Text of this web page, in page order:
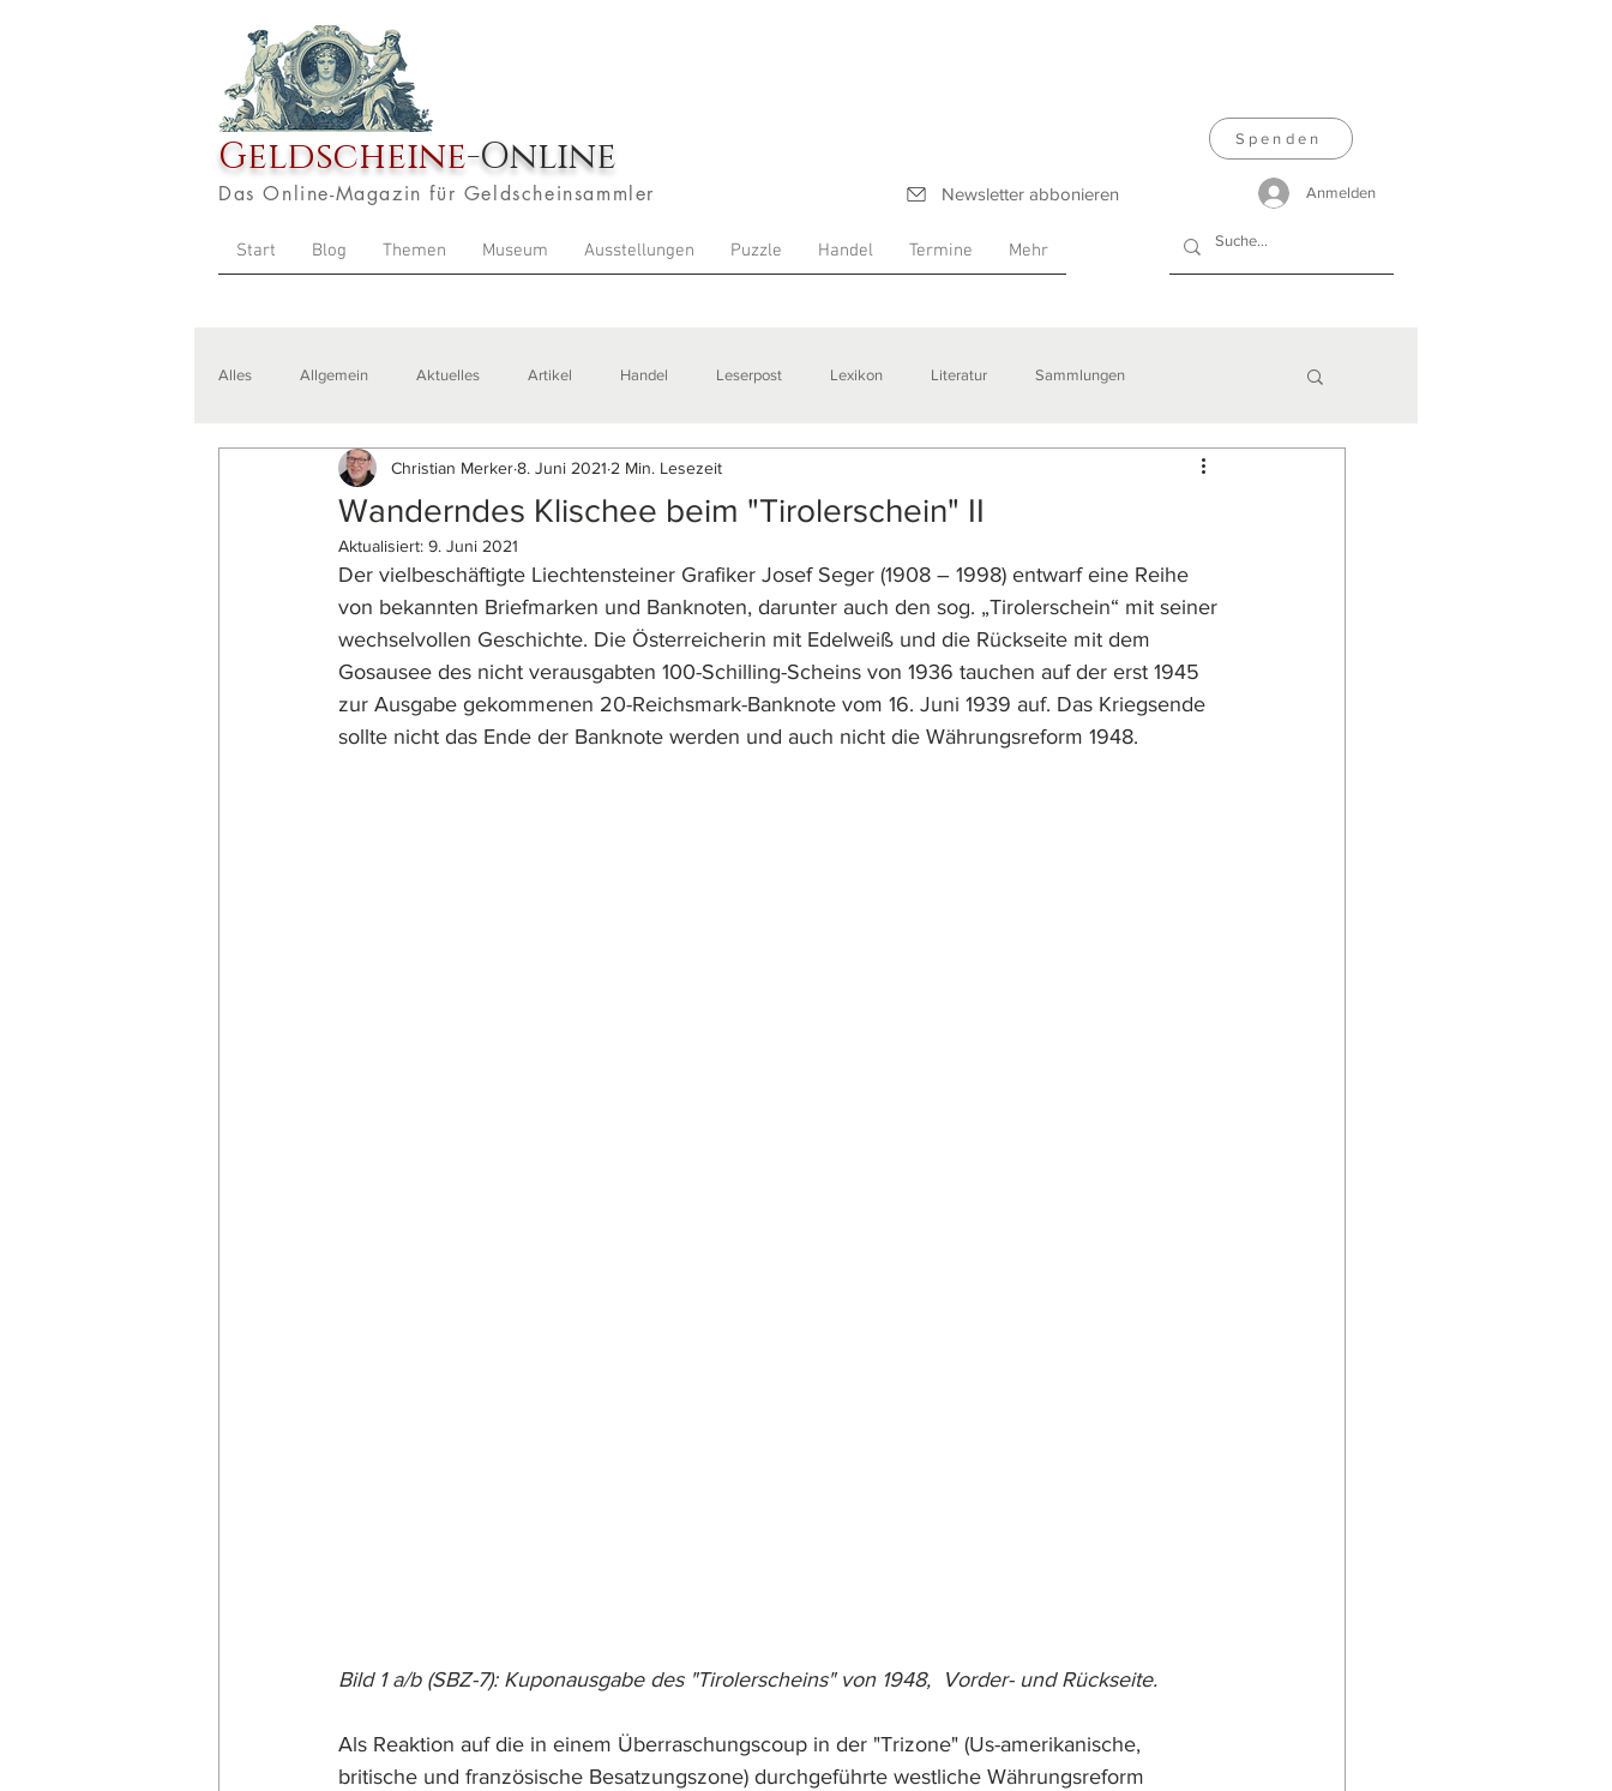
Geldscheine-Online
Das Online-Magazin für Geldscheinsammler Newsletter abbonieren
Start Blog Themen Museum Ausstellungen Puzzle Handel Termine Mehr
Spenden
Anmelden
Alles Allgemein Aktuelles Artikel Handel Leserpost Lexikon Literatur Sammlungen
Veranstaltungen Zitate Ausstellungen
Wanderndes Klischee beim "Tirolerschein" II
Christian Merker8. Juni 2021 2 Min. Lesezeit
Aktualisiert: 9. Juni 2021
Der vielbeschäftigte Liechtensteiner Grafiker Josef Seger (1908 – 1998) entwarf eine Reihe
von bekannten Briefmarken und Banknoten, darunter auch den sog. „Tirolerschein“ mit seiner
wechselvollen Geschichte. Die Österreicherin mit Edelweiß und die Rückseite mit dem
Gosausee des nicht verausgabten 100-Schilling-Scheins von 1936 tauchen auf der erst 1945
zur Ausgabe gekommenen 20-Reichsmark-Banknote vom 16. Juni 1939 auf. Das Kriegsende
sollte nicht das Ende der Banknote werden und auch nicht die Währungsreform 1948.
Bild 1 a/b (SBZ-7): Kuponausgabe des "Tirolerscheins" von 1948,  Vorder- und Rückseite.
Als Reaktion auf die in einem Überraschungscoup in der "Trizone" (Us-amerikanische,
britische und französische Besatzungszone) durchgeführte westliche Währungsreform